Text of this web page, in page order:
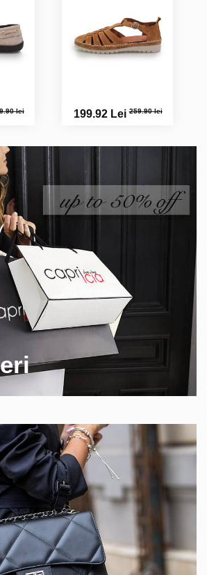
lei 199.92 Lei259.90 lei